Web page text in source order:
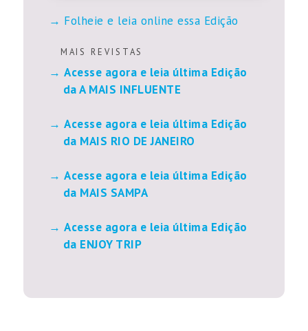
Folheie e leia online essa Edição
M A I S R E V I S T A S
Acesse agora e leia última Edição
da A MAIS INFLUENTE
Acesse agora e leia última Edição
da MAIS RIO DE JANEIRO
Acesse agora e leia última Edição
da MAIS SAMPA
Acesse agora e leia última Edição
da ENJOY TRIP